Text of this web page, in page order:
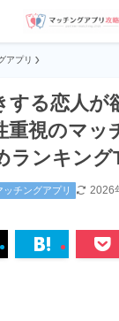
アプリ
する恋人が
重視のマ
ランキング
ッチングアプリ 2026